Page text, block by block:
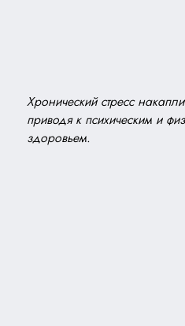
Хронический стресс
приводя к психическим и
здоровьем.